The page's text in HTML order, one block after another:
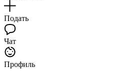
Подать
Чат
Профиль